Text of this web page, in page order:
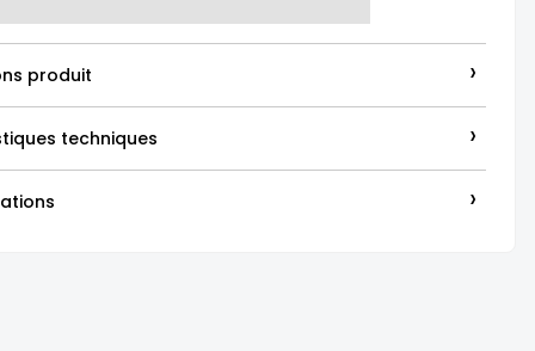
produit ›
techniques ›
›